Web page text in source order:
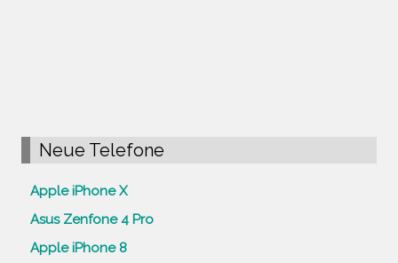
Neue Telefone
Apple iPhone X
Asus Zenfone 4 Pro
Apple iPhone 8